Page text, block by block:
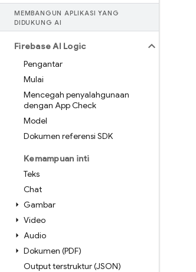
MEMBANGUN APLIKASI YANG
DIDUKUNG AI
Firebase AI Logic
Pengantar
Mulai
Mencegah penyalahgunaan
dengan App Check
Model
Dokumen referensi SDK
Kemampuan inti
Teks
Chat
Gambar
Video
Audio
Dokumen (PDF)
Output terstruktur (JSON)